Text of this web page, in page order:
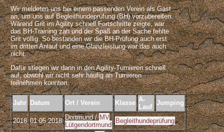
Wir meldeten uns bei einem passenden Verein als Gast
an, um uns auf Begleithundeprüfung (BH) vorzubereiten.
Wärend Grit im Agility schnell Fortschritte zeigte, war
das BH-Training zäh und der Spaß an der Sache fehlte
Grit völlig. So bestanden wir die BH-Prüfung auch erst
im dritten Anlauf und eine Glanzleistung war das auch
nicht.
Dafür stiegen wir dann in den Agility-Turnieren schnell
auf, obwohl wir nicht sehr häufig an Turnieren
teilnehmen konnten.
Jahr Datum Ort / Verein Klasse A-
Lauf
Jumping
2018 01.05.2018 Dortmund /MV
Lütgendortmund
Begleithundeprüfung